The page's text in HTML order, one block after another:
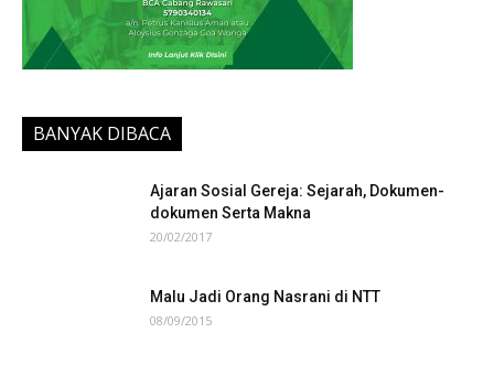
BANYAK DIBACA
Ajaran Sosial Gereja: Sejarah, Dokumen-
dokumen Serta Makna
20/02/2017
Malu Jadi Orang Nasrani di NTT
08/09/2015